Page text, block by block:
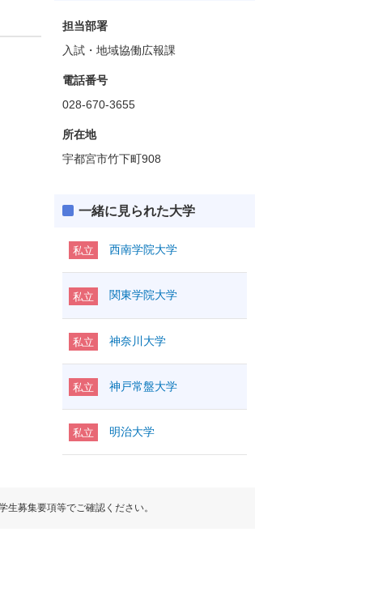
担当部署
入試・地域協働広報課
電話番号
028-670-3655
所在地
宇都宮市竹下町908
一緒に見られた大学
私立 西南学院大学
私立 関東学院大学
私立 神奈川大学
私立 神戸常盤大学
私立 明治大学
募集要項等でご確認ください。